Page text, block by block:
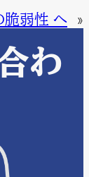
脆弱性 へ
»
わ